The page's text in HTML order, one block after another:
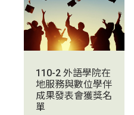
110-2 外語學院在
地服務與數位學伴
成果發表會獲獎名
單